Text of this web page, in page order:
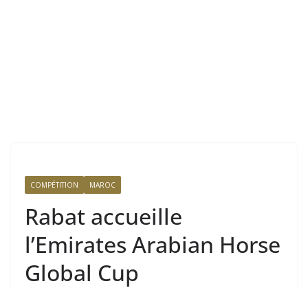
COMPÉTITION MAROC
Rabat accueille
l’Emirates Arabian Horse
Global Cup